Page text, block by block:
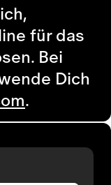
für das
. Bei
Dich
.